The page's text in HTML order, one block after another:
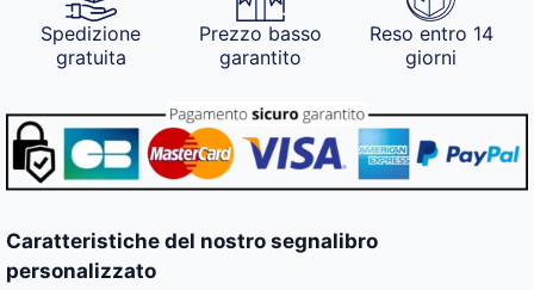
Spedizione
gratuita
Prezzo basso
garantito
Reso entro 14
giorni
Caratteristiche del nostro segnalibro
personalizzato